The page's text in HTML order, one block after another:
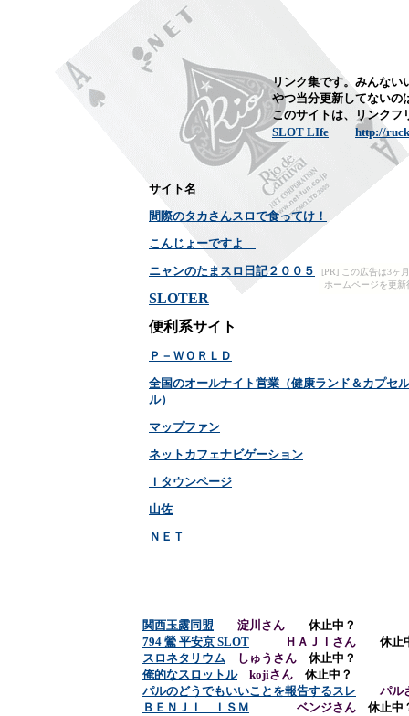
[PR] この広告は3ヶ
ホームページを更
サイト名
間際のタカさんスロで食ってけ！
こんじょーですよ
ニャンのたまスロ日記２００５
SLOTER
便利系サイト
Ｐ－ＷＯＲＬＤ
全国のオールナイト営業（健康ランド＆カプセ
ル）
マップファン
ネットカフェナビゲーション
Ｉタウンページ
山佐
ＮＥＴ
関西玉露同盟 淀川さん 休止中？
794 鶯 平安京 SLOT ＨＡＪＩさん 休止
スロネタリウム しゅうさん 休止中？
俺的なスロットルkojiさん 休止中？
パルのどうでもいいことを報告するスレ パルさ
ＢＥＮＪＩ ＩＳＭ ベンジさん 休止中
リンク集です。みんない
やつ当分更新してないの
このサイトは、リンクフ
SLOT LIfe
http://